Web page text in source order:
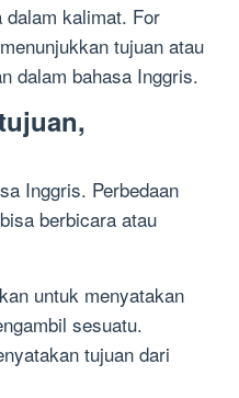
dalam kalimat. For
tujuan atau
dalam bahasa Inggris.
Inggris. Perbedaan
berbicara atau
untuk menyatakan
sesuatu.
tujuan dari